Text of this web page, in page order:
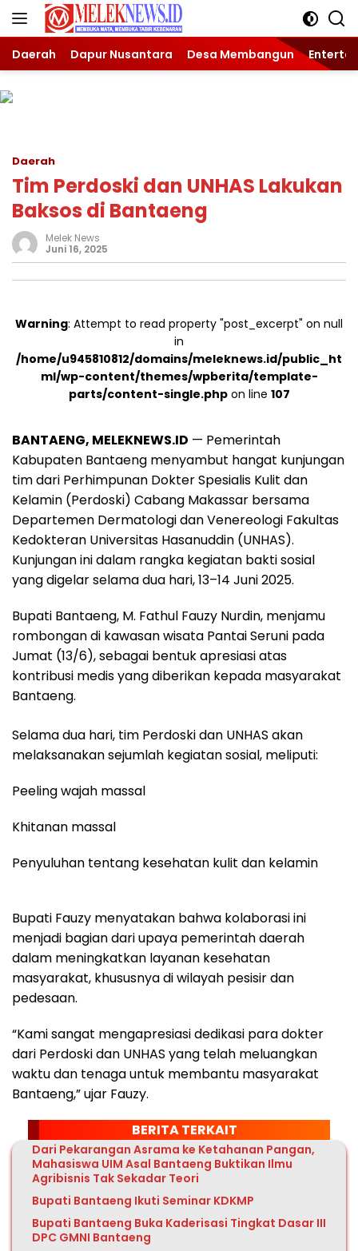
Langsung
Daerah Dapur Nusantara Desa Membangun
Daerah
Tim Perdoski dan UNHAS Lakukan
Baksos di Bantaeng
Melek News
Juni 16, 2025
Warning: Attempt to read property "post_excerpt" on null
in
/home/u945810812/domains/meleknews.id/public_ht
ml/wp-content/themes/wpberita/template-
parts/content-single.phpon line 107
BANTAENG, MELEKNEWS.ID — Pemerintah
Kabupaten Bantaeng menyambut hangat kunjungan
tim dari Perhimpunan Dokter Spesialis Kulit dan
Kelamin (Perdoski) Cabang Makassar bersama
Departemen Dermatologi dan Venereologi Fakultas
Kedokteran Universitas Hasanuddin (UNHAS).
Kunjungan ini dalam rangka kegiatan bakti sosial
yang digelar selama dua hari, 13–14 Juni 2025.
Bupati Bantaeng, M. Fathul Fauzy Nurdin, menjamu
rombongan di kawasan wisata Pantai Seruni pada
Jumat (13/6), sebagai bentuk apresiasi atas
kontribusi medis yang diberikan kepada masyarakat
Bantaeng.
Selama dua hari, tim Perdoski dan UNHAS akan
melaksanakan sejumlah kegiatan sosial, meliputi:
Peeling wajah massal
Khitanan massal
Penyuluhan tentang kesehatan kulit dan kelamin
Bupati Fauzy menyatakan bahwa kolaborasi ini
menjadi bagian dari upaya pemerintah daerah
dalam meningkatkan layanan kesehatan
masyarakat, khususnya di wilayah pesisir dan
pedesaan.
“Kami sangat mengapresiasi dedikasi para dokter
dari Perdoski dan UNHAS yang telah meluangkan
waktu dan tenaga untuk membantu masyarakat
Bantaeng,” ujar Fauzy.
BERITA TERKAIT
Dari Pekarangan Asrama ke Ketahanan Pangan,
Mahasiswa UIM Asal Bantaeng Buktikan Ilmu
Agribisnis Tak Sekadar Teori
Bupati Bantaeng Ikuti Seminar KDKMP
Bupati Bantaeng Buka Kaderisasi Tingkat Dasar III
DPC GMNI Bantaeng